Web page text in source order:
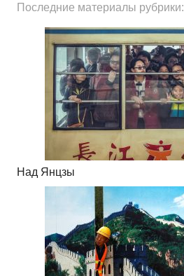
Последние материалы рубрики:
Над Янцзы